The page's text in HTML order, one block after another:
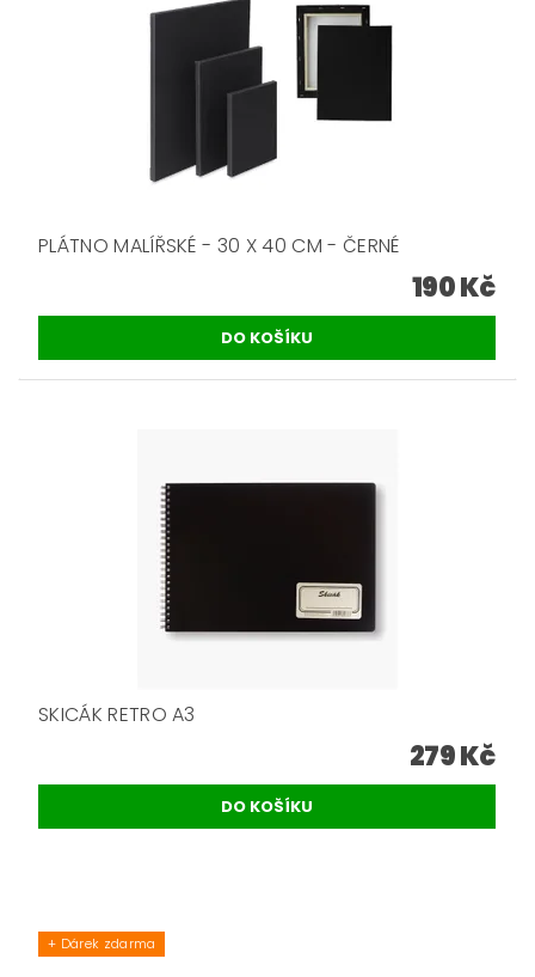
PLÁTNO MALÍŘSKÉ - 30 X 40 CM - ČERNÉ
190 Kč
SKICÁK RETRO A3
279 Kč
+ Dárek zdarma